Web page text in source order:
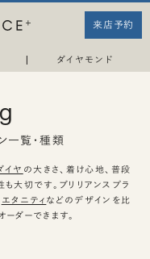
来店予約
| ダイヤモンド
一覧・種類
イヤ の大きさ、着け心地、普段
大切です。ブリリアンスプラ
エタニティ などのデザインを比
ダーできます。